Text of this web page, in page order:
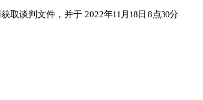
获取谈判文件， 并于 2022年11 月 18日 8点30分